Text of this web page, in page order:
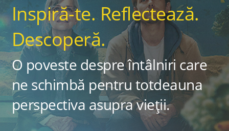
Inspiră-te. Reflectează.
Descoperă.
O poveste despre întâlniri care
ne schimbă pentru totdeauna
perspectiva asupra vieții.